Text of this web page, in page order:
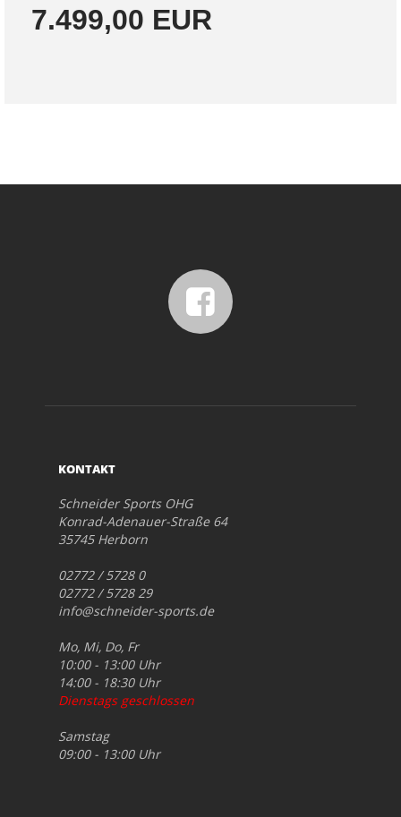
7.499,00 EUR
KONTAKT
Schneider Sports OHG
Konrad-Adenauer-Straße 64
35745 Herborn
02772 / 5728 0
02772 / 5728 29
info@schneider-sports.de
Mo, Mi, Do, Fr
10:00 - 13:00 Uhr
14:00 - 18:30 Uhr
Dienstags geschlossen
Samstag
09:00 - 13:00 Uhr